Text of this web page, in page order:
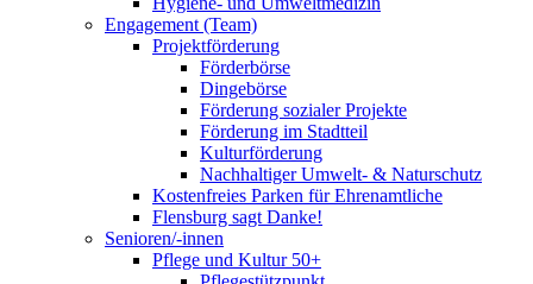
Engagement (Team)
Projektförderung
Förderbörse
Dingebörse
Förderung sozialer Projekte
Förderung im Stadtteil
Kulturförderung
Nachhaltiger Umwelt- & Naturschutz
Kostenfreies Parken für Ehrenamtliche
Flensburg sagt Danke!
Senioren/-innen
Pflege und Kultur 50+